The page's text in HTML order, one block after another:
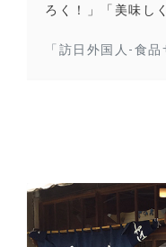
ろく！」「美味し
「訪日外国人-食